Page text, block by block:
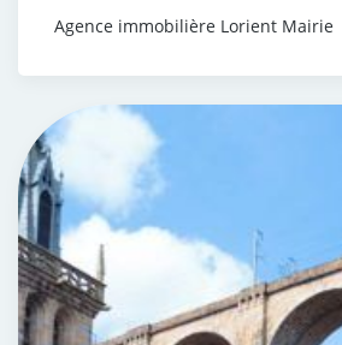
Agence immobilière Lorient Mairie